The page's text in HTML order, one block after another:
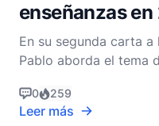
enseñanzas
En su segunda carta
Pablo aborda el tema
teológica y una
bienestar espiritual de
0 259
Leer más